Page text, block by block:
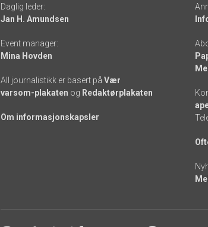
Daglig leder:
Jan H. Amundsen
Event manager:
Mina Hovden
All journalistikk er basert på Vær
varsom-plakaten og Redaktørplakaten
Om informasjonskapsler
Footer